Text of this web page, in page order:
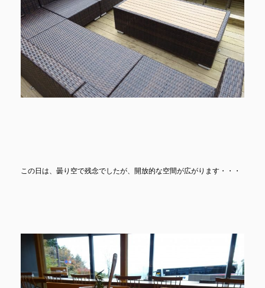
この日は、曇り空で残念でしたが、開放的な空間が広がります・・・